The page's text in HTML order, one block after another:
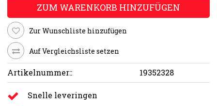
ZUM WARENKORB HINZUFÜGEN
Zur Wunschliste hinzufügen
Auf Vergleichsliste setzen
Artikelnummer:: 19352328
Snelle leveringen